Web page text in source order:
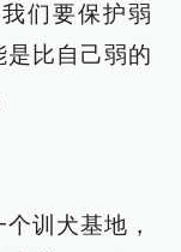
们要保护弱
比自己弱的
训犬基地，